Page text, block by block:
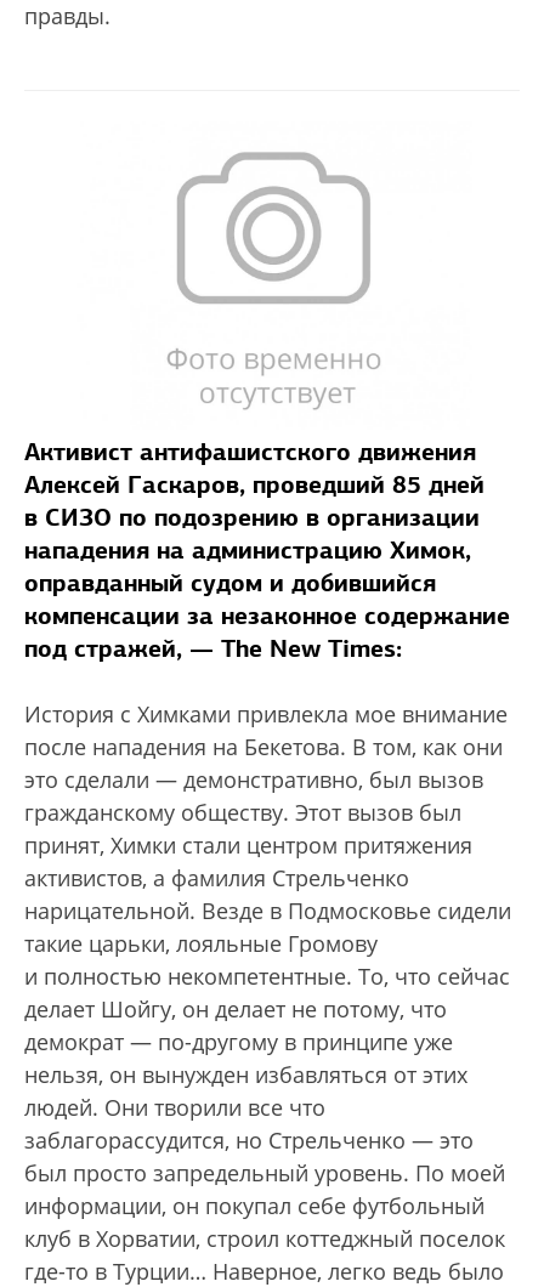
правды.
Активист антифашистского движения
Алексей Гаскаров, проведший 85 дней
в СИЗО по подозрению в организации
нападения на администрацию Химок,
оправданный судом и добившийся
компенсации за незаконное содержание
под стражей, — The New Times:
История с Химками привлекла мое внимание
после нападения на Бекетова. В том, как они
это сделали — демонстративно, был вызов
гражданскому обществу. Этот вызов был
принят, Химки стали центром притяжения
активистов, а фамилия Стрельченко
нарицательной. Везде в Подмосковье сидели
такие царьки, лояльные Громову
и полностью некомпетентные. То, что сейчас
делает Шойгу, он делает не потому, что
демократ — по-другому в принципе уже
нельзя, он вынужден избавляться от этих
людей. Они творили все что
заблагорассудится, но Стрельченко — это
был просто запредельный уровень. По моей
информации, он покупал себе футбольный
клуб в Хорватии, строил коттеджный поселок
где-то в Турции… Наверное, легко ведь было